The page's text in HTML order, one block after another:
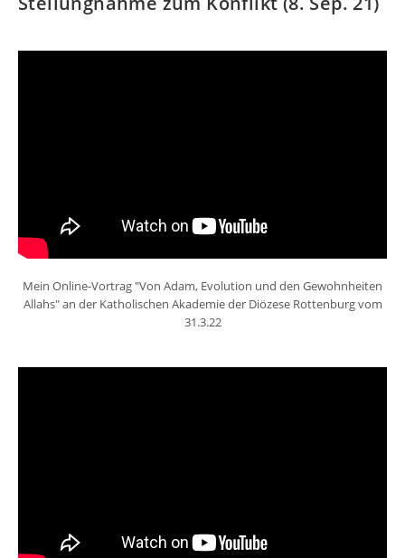
Mein Online-Vortrag "Von Adam, Evolution und den Gewohnheiten
Allahs" an der Katholischen Akademie der Diözese Rottenburg vom
31.3.22